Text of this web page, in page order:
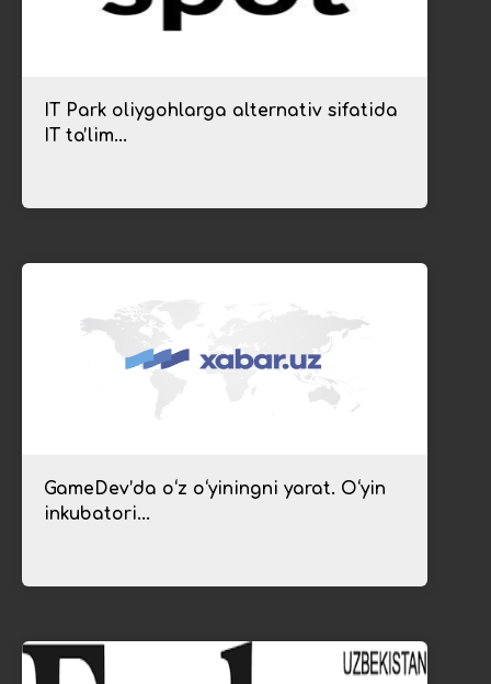
IT Park oliygohlarga alternativ sifatida
IT taʼlim...
GameDev’da oʻz oʻyiningni yarat. Oʻyin
inkubatori...